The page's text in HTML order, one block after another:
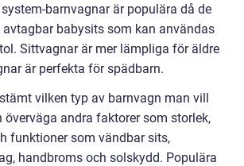
barnvagnar är populära då de
avtagbar babysits som kan användas
Sittvagnar är mer lämpliga för äldre
är perfekta för spädbarn.
vilken typ av barnvagn man vill
överväga andra faktorer som storlek,
funktioner som vändbar sits,
handbroms och solskydd. Populära